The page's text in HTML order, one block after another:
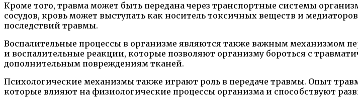
Кроме того, травма может быть передана через транспортные системы
сосудов, кровь может выступать как носитель токсичных веществ и
последствий травмы.
Воспалительные процессы в организме являются также важным механизмом
и воспалительные реакции, которые позволяют организму бороться с
дополнительным повреждениям тканей.
Психологические механизмы также играют роль в передаче травмы. Опыт
которые влияют на физиологические процессы организма и способствуют